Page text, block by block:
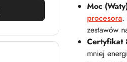
Moc
procesora.
zestawów
Certyfikat
mniej